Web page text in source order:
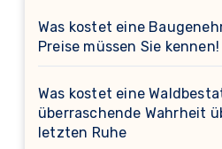
Was kostet eine
Preise müssen Sie kennen!
Was kostet eine
überraschende Wahrheit
letzten Ruhe